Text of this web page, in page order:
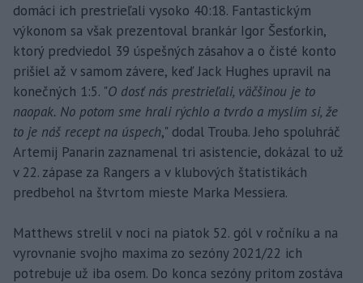
domáci ich prestrieľali vysoko 40:18. Fantastickým
výkonom sa však prezentoval brankár Igor Šesťorkin,
ktorý predviedol 39 úspešných zásahov a o čisté konto
prišiel až v samom závere, keď Jack Hughes upravil na
konečných 1:5. "O dosť nás prestrieľali, väčšinou je to
naopak. No potom sme hrali rýchlo a tvrdo a myslím si, že
to je náš recept na úspech," dodal Trouba. Jeho spoluhráč
Artemij Panarin zaznamenal tri asistencie, dokázal to už
v 22. zápase za Rangers a v klubových štatistikách
predbehol na štvrtom mieste Marka Messiera.
Matthews strelil v noci na piatok 52. gól v ročníku a na
vyrovnanie svojho maxima zo sezóny 2021/22 ich
potrebuje už iba osem. Do konca sezóny pritom zostáva